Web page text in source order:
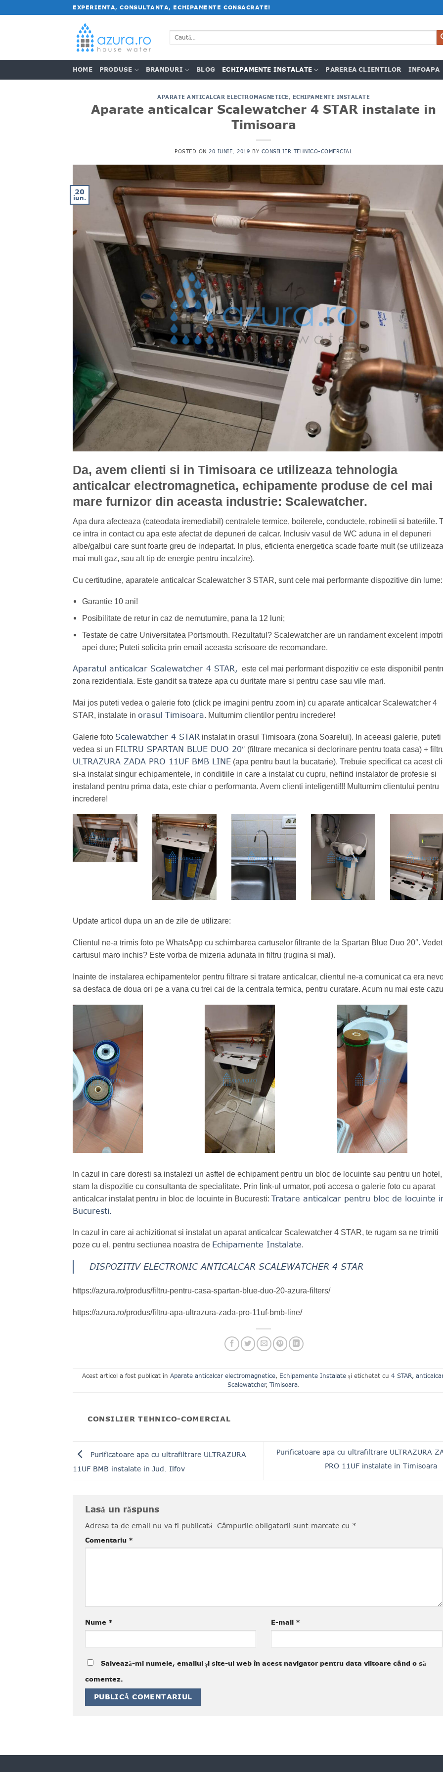
la
EXPERIENTA, CONSULTANTA, ECHIPAMENTE CONSACRATE!
Caută
după:
HOME PRODUSE BRANDURI BLOG ECHIPAMENTE INSTALATE PAREREA CLIENTILOR INFOAPA
APARATE ANTICALCAR ELECTROMAGNETICE, ECHIPAMENTE INSTALATE
Aparate anticalcar Scalewatcher 4 STAR instalate in
Timisoara
POSTED ON20 IUNIE, 2019 BY CONSILIER TEHNICO-COMERCIAL
20
iun.
Da, avem clienti si in Timisoara ce utilizeaza tehnologia
anticalcar electromagnetica, echipamente produse de cel mai
mare furnizor din aceasta industrie: Scalewatcher.
Apa dura afecteaza (cateodata iremediabil) centralele termice, boilerele, conductele, robinetii si bateriile.
ce intra in contact cu apa este afectat de depuneri de calcar. Inclusiv vasul de WC aduna in el depuneri
albe/galbui care sunt foarte greu de indepartat. In plus, eficienta energetica scade foarte mult (se utilizeaza
mai mult gaz, sau alt tip de energie pentru incalzire).
Cu certitudine, aparatele anticalcar Scalewatcher 3 STAR, sunt cele mai performante dispozitive din lume:
Garantie 10 ani!
Posibilitate de retur in caz de nemutumire, pana la 12 luni;
Testate de catre Universitatea Portsmouth. Rezultatul? Scalewatcher are un randament excelent
apei dure; Puteti solicita prin email aceasta scrisoare de recomandare.
Aparatul anticalcar Scalewatcher 4 STAR, este cel mai performant dispozitiv ce este disponibil
zona rezidentiala. Este gandit sa trateze apa cu duritate mare si pentru case sau vile mari.
Mai jos puteti vedea o galerie foto (click pe imagini pentru zoom in) cu aparate anticalcar Scalewatcher 4
STAR, instalate in orasul Timisoara. Multumim clientilor pentru incredere!
Galerie foto Scalewatcher 4 STAR instalat in orasul Timisoara (zona Soarelui). In aceeasi galerie, puteti
vedea si un FILTRU SPARTAN BLUE DUO 20″ (filtrare mecanica si declorinare pentru toata casa) +
ULTRAZURA ZADA PRO 11UF BMB LINE (apa pentru baut la bucatarie). Trebuie specificat ca acest
si-a instalat singur echipamentele, in conditiile in care a instalat cu cupru, nefiind instalator de profesie si
instaland pentru prima data, este chiar o performanta. Avem clienti inteligenti!!! Multumim clientului pentru
incredere!
Update articol dupa un an de zile de utilizare:
Clientul ne-a trimis foto pe WhatsApp cu schimbarea cartuselor filtrante de la Spartan Blue Duo 20″.
cartusul maro inchis? Este vorba de mizeria adunata in filtru (rugina si mal).
Inainte de instalarea echipamentelor pentru filtrare si tratare anticalcar, clientul ne-a comunicat ca era
sa desfaca de doua ori pe a vana cu trei cai de la centrala termica, pentru curatare. Acum nu mai este
In cazul in care doresti sa instalezi un asftel de echipament pentru un bloc de locuinte sau pentru un
stam la dispozitie cu consultanta de specialitate. Prin link-ul urmator, poti accesa o galerie foto cu aparat
anticalcar instalat pentru in bloc de locuinte in Bucuresti: Tratare anticalcar pentru bloc de locuinte
Bucuresti.
In cazul in care ai achizitionat si instalat un aparat anticalcar Scalewatcher 4 STAR, te rugam sa ne trimiti
poze cu el, pentru sectiunea noastra de Echipamente Instalate.
DISPOZITIV ELECTRONIC ANTICALCAR SCALEWATCHER 4 STAR
https://azura.ro/produs/filtru-pentru-casa-spartan-blue-duo-20-azura-filters/
https://azura.ro/produs/filtru-apa-ultrazura-zada-pro-11uf-bmb-line/
Acest articol a fost publicat înAparate anticalcar electromagnetice, Echipamente Instalate și etichetat cu4 STAR,anticalcar
Scalewatcher,Timisoara.
CONSILIER TEHNICO-COMERCIAL
Purificatoare apa cu ultrafiltrare ULTRAZURA
11UF BMB instalate in Jud. Ilfov
Purificatoare apa cu ultrafiltrare ULTRAZURA
PRO 11UF instalate in Timisoara
Lasă un răspuns
Adresa ta de email nu va fi publicată. Câmpurile obligatorii sunt marcate cu *
Comentariu *
Nume * E-mail *
Salvează-mi numele, emailul și site-ul web în acest navigator pentru data viitoare când o să
comentez.